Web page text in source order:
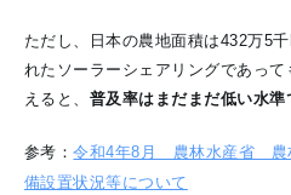
ただし、日本の農地面積は432万5
れたソーラーシェアリングであっ
えると、 普及率はまだまだ低い水準
参考：令和4年8月 農林水産省 農
備設置状況等について